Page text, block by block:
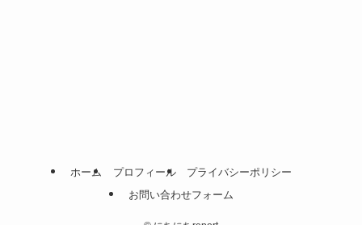
ホーム プロフィール
プライバシーポリシー
お問い合わせフォーム